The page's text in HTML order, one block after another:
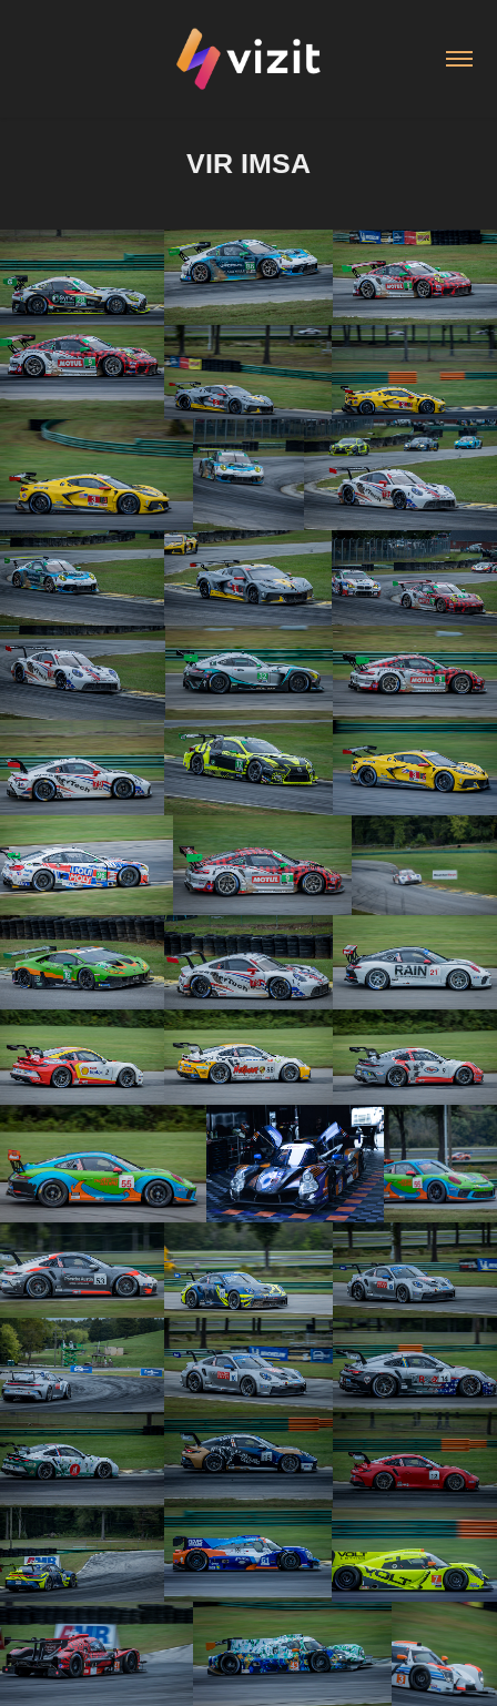
VIR IMSA